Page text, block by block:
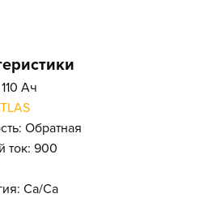
Ач
Обратная
ток: 900
Ca/Ca